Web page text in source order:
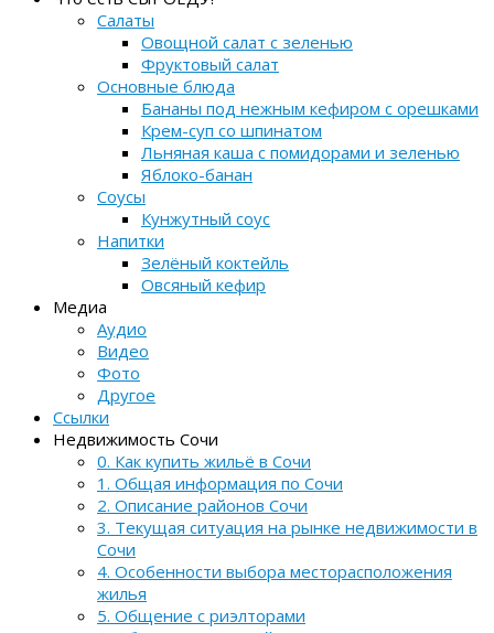
Салаты
Овощной салат с зеленью
Фруктовый салат
Основные блюда
Бананы под нежным кефиром с орешками
Крем-суп со шпинатом
Льняная каша с помидорами и зеленью
Яблоко-банан
Соусы
Кунжутный соус
Напитки
Зелёный коктейль
Овсяный кефир
Медиа
Аудио
Видео
Фото
Другое
Ссылки
Недвижимость Сочи
0. Как купить жильё в Сочи
1. Общая информация по Сочи
2. Описание районов Сочи
3. Текущая ситуация на рынке недвижимости в
Сочи
4. Особенности выбора месторасположения
жилья
5. Общение с риэлторами